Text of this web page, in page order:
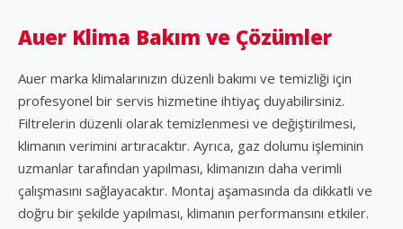
Auer Klima Bakım ve Çözümler
Auer marka klimalarınızın düzenli bakımı ve temizliği için
profesyonel bir servis hizmetine ihtiyaç duyabilirsiniz.
Filtrelerin düzenli olarak temizlenmesi ve değiştirilmesi,
klimanın verimini artıracaktır. Ayrıca, gaz dolumu işleminin
uzmanlar tarafından yapılması, klimanızın daha verimli
çalışmasını sağlayacaktır. Montaj aşamasında da dikkatli ve
doğru bir şekilde yapılması, klimanın performansını etkiler.